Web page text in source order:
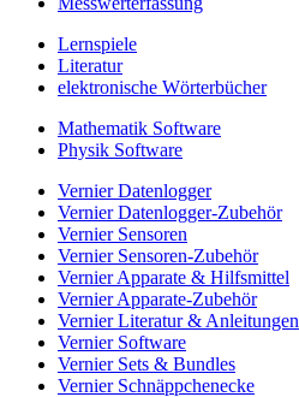
Lernspiele
Literatur
elektronische Wörterbücher
Mathematik Software
Physik Software
Vernier Datenlogger
Vernier Datenlogger-Zubehör
Vernier Sensoren
Vernier Sensoren-Zubehör
Vernier Apparate & Hilfsmittel
Vernier Apparate-Zubehör
Vernier Literatur & Anleitungen
Vernier Software
Vernier Sets & Bundles
Vernier Schnäppchenecke